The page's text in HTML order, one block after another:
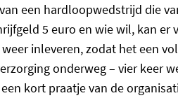
een hardloopwedstrijd die
5 euro en wie wil, kan er
inleveren, zodat het een
onderweg – vier keer
kort praatje van de